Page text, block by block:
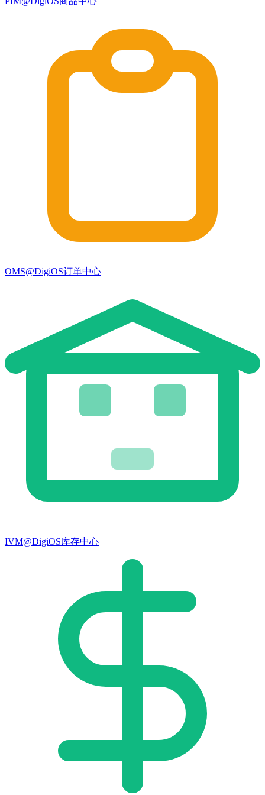
OMS@DigiOS订单中心
IVM@DigiOS库存中心